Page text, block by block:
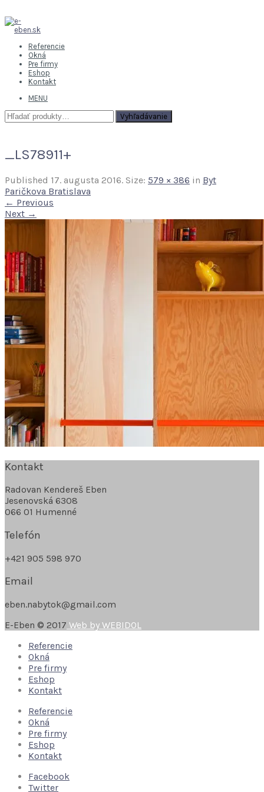
Referencie
Okná
Pre firmy
Eshop
Kontakt
MENU
Hľadať:
Vyhľadávanie
_LS78911+
Published 17. augusta 2016. Size: 579 × 386 in Byt
Paričkova Bratislava
← Previous
Next →
Kontakt
Radovan Kendereš Eben
Jesenovská 6308
066 01 Humenné
Telefón
+421 905 598 970
Email
eben.nabytok@gmail.com
E-Eben © 2017 Web by WEBIDOL
Referencie
Okná
Pre firmy
Eshop
Kontakt
Referencie
Okná
Pre firmy
Eshop
Kontakt
Facebook
Twitter